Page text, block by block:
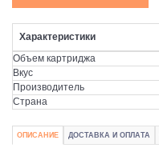
Характеристики
Объем картриджа
Вкус
Производитель
Страна
ОПИСАНИЕ ДОСТАВКА И ОПЛАТА